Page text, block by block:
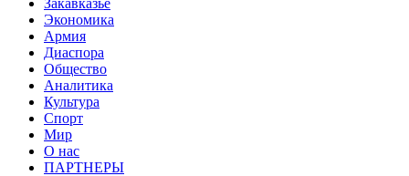
Закавказье
Экономика
Армия
Диаспора
Общество
Аналитика
Культура
Спорт
Мир
О нас
ПАРТНЕРЫ